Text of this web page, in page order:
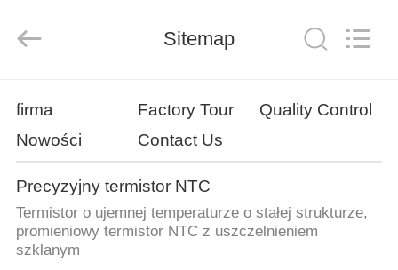
PRODUKTY
O
NAS
Co.,
Sitemap
firma Factory Tour
Quality Control
Nowości
Contact Us
Precyzyjny termistor NTC
Termistor o ujemnej temperaturze o stałej strukturze,
promieniowy termistor NTC z uszczelnieniem
szklanym